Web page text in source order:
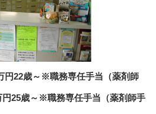
円22歳～※職務専任手当（薬剤師
円25歳～※職務専任手当（薬剤師手